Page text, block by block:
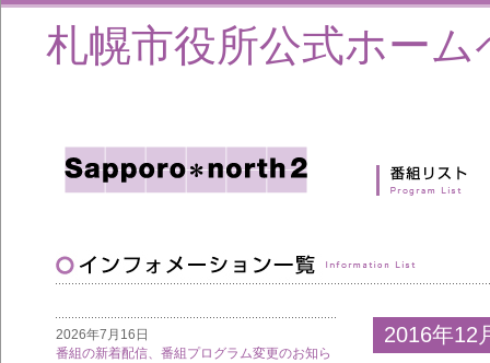
札幌市役所公式ホーム
2026年7月16日
番組の新着配信、番組プログラム変更のお知ら
2016年12